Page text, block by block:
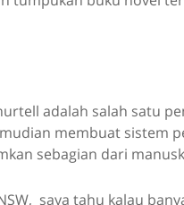
adalah salah satu
membuat sistem
sebagian dari
saya tahu kalau